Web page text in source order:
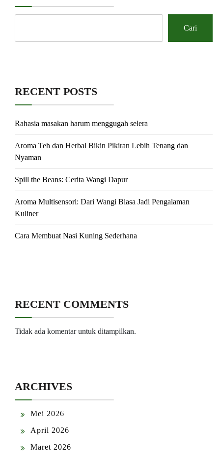
Cari
RECENT POSTS
Rahasia masakan harum menggugah selera
Aroma Teh dan Herbal Bikin Pikiran Lebih Tenang dan
Nyaman
Spill the Beans: Cerita Wangi Dapur
Aroma Multisensori: Dari Wangi Biasa Jadi Pengalaman
Kuliner
Cara Membuat Nasi Kuning Sederhana
RECENT COMMENTS
Tidak ada komentar untuk ditampilkan.
ARCHIVES
Mei 2026
April 2026
Maret 2026